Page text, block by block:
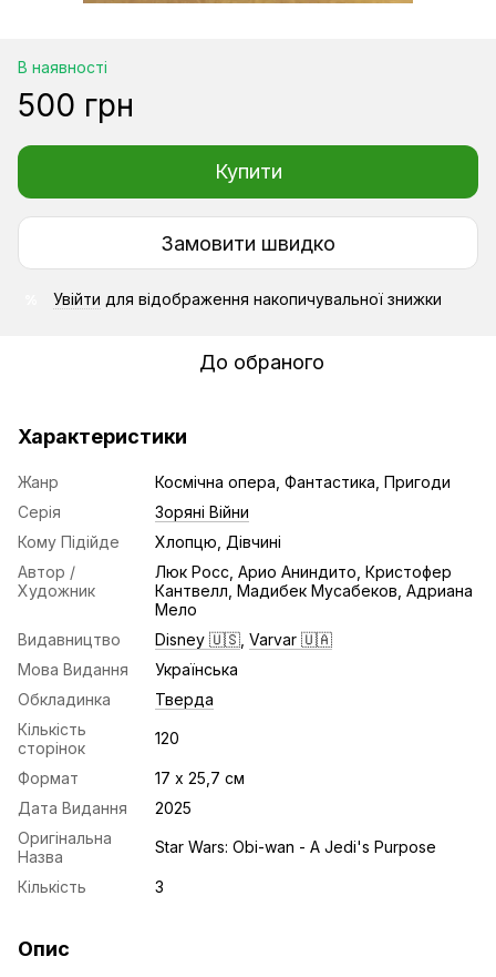
В наявності
500 грн
Купити
Замовити швидко
Увійти для відображення накопичувальної знижки
До обраного
Характеристики
Жанр
Космічна опера, Фантастика, Пригоди
Серія
Зоряні Війни
Кому Підійде
Хлопцю, Дівчині
Автор /
Художник
Люк Росс, Арио Аниндито, Кристофер
Кантвелл, Мадибек Мусабеков, Адриана
Мело
Видавництво
Disney 🇺🇸 Varvar 🇺🇦
Мова Видання
Українська
Обкладинка
Тверда
Кількість
сторінок
120
Формат
17 х 25,7 см
Дата Видання
2025
Оригінальна
Назва
Star Wars: Obi-wan - A Jedi's Purpose
Кількість 3
Опис